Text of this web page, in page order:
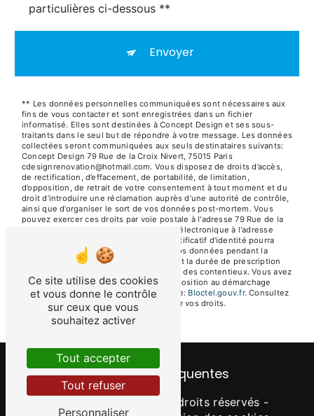
particulières ci-dessous **
Envoyer
** Les données personnelles communiquées sont nécessaires aux
fins de vous contacter et sont enregistrées dans un fichier
informatisé. Elles sont destinées à Concept Design et ses sous-
traitants dans le seul but de répondre à votre message. Les données
collectées seront communiquées aux seuls destinataires suivants:
Concept Design 79 Rue de la Croix Nivert, 75015 Paris
cdesignrenovation@hotmail.com. Vous disposez de droits d’accès,
de rectification, d’effacement, de portabilité, de limitation,
d’opposition, de retrait de votre consentement à tout moment et du
droit d’introduire une réclamation auprès d’une autorité de contrôle,
ainsi que d’organiser le sort de vos données post-mortem. Vous
pouvez exercer ces droits par voie postale à l'adresse 79 Rue de la
Croix Nivert, 75015 Paris ou par courrier électronique à l'adresse
cdesignrenovation@hotmail.com. Un justificatif d'identité pourra
vous être demandé. Nous conservons vos données pendant la
période de prise de contact puis pendant la durée de prescription
légale aux fins probatoires et de gestion des contentieux. Vous avez
le droit de vous inscrire sur la liste d'opposition au démarchage
téléphonique, disponible à cette adresse: Bloctel.gouv.fr. Consultez
le site cnil.fr pour plus d’informations sur vos droits.
Recherches fréquentes
- 2026 - Tous droits réservés -
Ce site utilise des cookies
et vous donne le contrôle
sur ceux que vous
souhaitez activer
Tout accepter
Tout refuser
Personnaliser